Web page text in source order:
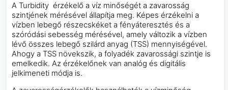
A Turbidity érzékelő a víz minőségét a zavarosság
szintjének mérésével állapítja meg. Képes érzékelni a
vízben lebegő részecskéket a fényáteresztés és a
szóródási sebesség mérésével, amely változik a vízben
lévő összes lebegő szilárd anyag (TSS) mennyiségével.
Ahogy a TSS növekszik, a folyadék zavarossági szintje is
emelkedik. Az érzékelőnek van analóg és digitális
jelkimeneti módja is.